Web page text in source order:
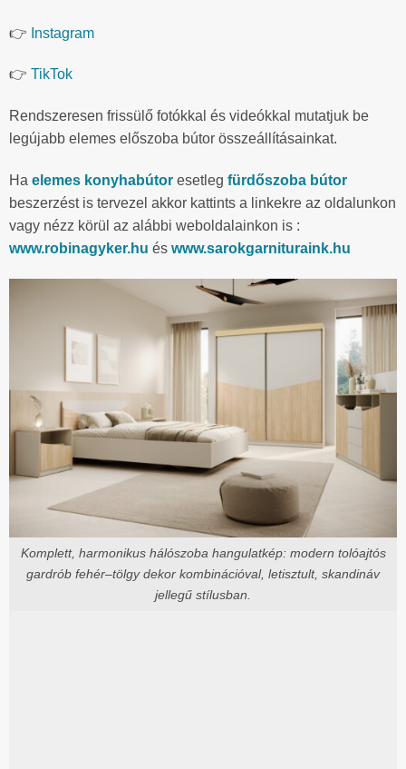
👉 Instagram
👉 TikTok
Rendszeresen frissülő fotókkal és videókkal mutatjuk be
legújabb elemes előszoba bútor összeállításainkat.
Ha elemes konyhabútor esetleg fürdőszoba bútor
beszerzést is tervezel akkor kattints a linkekre az oldalunkon
vagy nézz körül az alábbi weboldalainkon is :
www.robinagyker.hu és www.sarokgarnituraink.hu
Komplett, harmonikus hálószoba hangulatkép: modern tolóajtós
gardrób fehér–tölgy dekor kombinációval, letisztult, skandináv
jellegű stílusban.